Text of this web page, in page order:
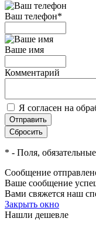
Ваш телефон*
Ваше имя
Комментарий
Я согласен на
* - Поля,
Сообщение
Ваше сообщение
Вами свяжется наш
Закрыть окно
Нашли дешевле